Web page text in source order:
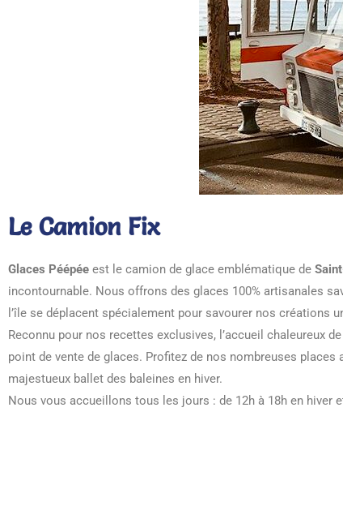
Le Camion Fix
Glaces Péépée est le camion de glace emblématique de
incontournable. Nous offrons des glaces 100% artisanales
l’île se déplacent spécialement pour savourer nos créations
Reconnu pour nos recettes exclusives, l’accueil chaleureux
point de vente de glaces. Profitez de nos nombreuses
majestueux ballet des baleines en hiver.
Nous vous accueillons tous les jours : de 12h à 18h en hiver